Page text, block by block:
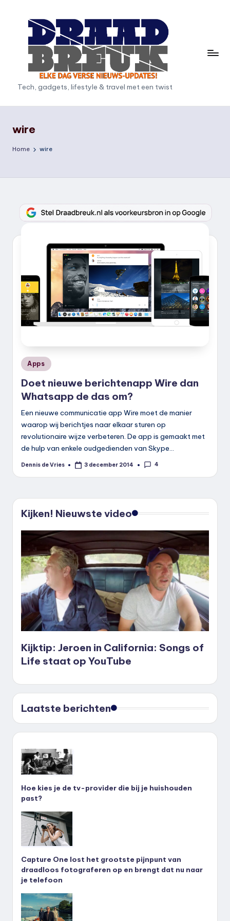
D
r
a
d
e
u
k
n
Tech, gadgets, lifestyle & travel met een twist
wire
Home wire
Geplaatst
in
Apps
Doet nieuwe berichtenapp Wire dan
Whatsapp de das om?
Een nieuwe communicatie app Wire moet de manier
waarop wij berichtjes naar elkaar sturen op
revolutionaire wijze verbeteren. De app is gemaakt met
de hulp van enkele oudgedienden van Skype…
Geplaatst
Dennis de Vries 3 december 2014 4
Kijken! Nieuwste video
Kijktip: Jeroen in California: Songs of
Life staat op YouTube
Laatste berichten
Hoe kies je de tv-provider die bij je huishouden
past?
Capture One lost het grootste pijnpunt van
draadloos fotograferen op en brengt dat nu naar
je telefoon